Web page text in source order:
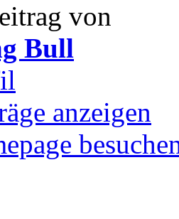
von
Bull
anzeigen